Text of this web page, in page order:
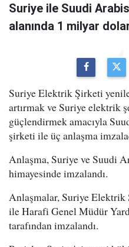
Suriye ile Suudi
alanında 1 milyar
Suriye Elektrik Şirketi
artırmak ve Suriye elektrik
güçlendirmek amacıyla
şirketi ile üç anlaşma
Anlaşma, Suriye ve Suudi
himayesinde imzalandı.
Anlaşmalar, Suriye
ile Harafi Genel Müdür
tarafından imzalandı.